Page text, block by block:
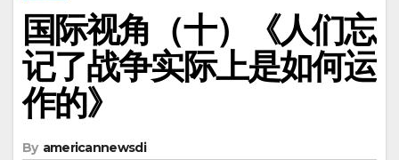
国际视角（十）《人们忘
记了战争实际上是如何运
作的》
By americannewsdi